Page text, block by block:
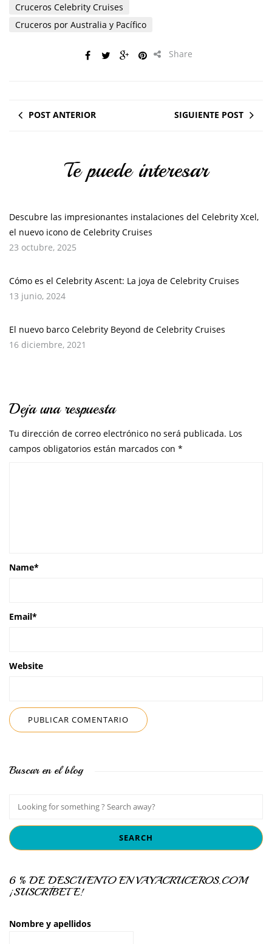
Cruceros Celebrity Cruises
Cruceros por Australia y Pacífico
Share
POST ANTERIOR SIGUIENTE POST
Te puede interesar
Descubre las impresionantes instalaciones del Celebrity Xcel,
el nuevo icono de Celebrity Cruises
23 octubre, 2025
Cómo es el Celebrity Ascent: La joya de Celebrity Cruises
13 junio, 2024
El nuevo barco Celebrity Beyond de Celebrity Cruises
16 diciembre, 2021
Deja una respuesta
Tu dirección de correo electrónico no será publicada. Los
campos obligatorios están marcados con *
Name*
Email*
Website
Buscar en el blog
6 % DE DESCUENTO EN VAYACRUCEROS.COM
¡SUSCRÍBETE!
Nombre y apellidos